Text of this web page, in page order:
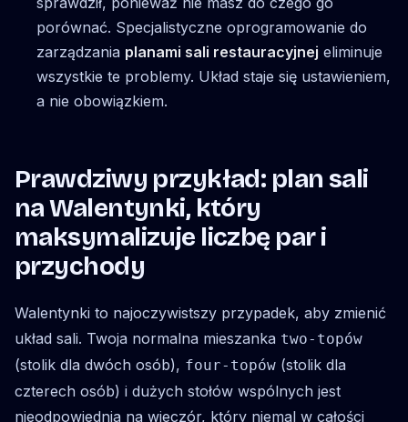
porównać. Specjalistyczne oprogramowanie do
zarządzania planami sali restauracyjnej eliminuje
wszystkie te problemy. Układ staje się ustawieniem,
a nie obowiązkiem.
Prawdziwy przykład: plan sali
na Walentynki, który
maksymalizuje liczbę par i
przychody
Walentynki to najoczywistszy przypadek, aby zmienić
układ sali. Twoja normalna mieszanka two-topów
(stolik dla dwóch osób), four-topów (stolik dla
czterech osób) i dużych stołów wspólnych jest
nieodpowiednia na wieczór, który niemal w całości